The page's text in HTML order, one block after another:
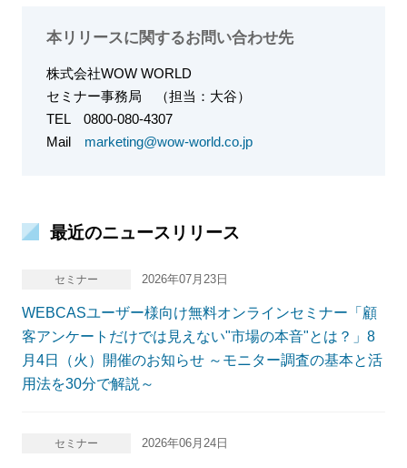
本リリースに関するお問い合わせ先
株式会社WOW WORLD
セミナー事務局 （担当：大谷）
TEL 0800-080-4307
Mail marketing@wow-world.co.jp
最近のニュースリリース
セミナー 2026年07月23日
WEBCASユーザー様向け無料オンラインセミナー「顧
客アンケートだけでは見えない"市場の本音"とは？」8
月4日（火）開催のお知らせ ～モニター調査の基本と活
用法を30分で解説～
セミナー 2026年06月24日